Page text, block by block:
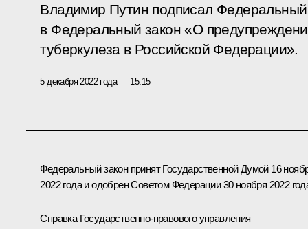
Владимир Путин подписал
в Федеральный закон «О
туберкулеза в Российской Федерации».
5 декабря 2022 года 15:15
Федеральный закон принят Государственной Думой 16
2022 года и одобрен Советом Федерации 30 ноября 2022
Справка Государственно-правового управления